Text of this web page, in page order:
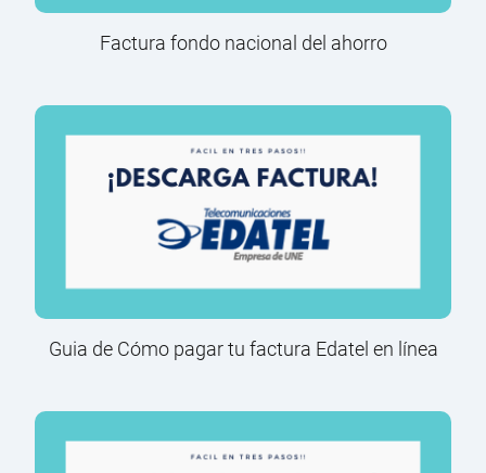
Factura fondo nacional del ahorro
Guia de Cómo pagar tu factura Edatel en línea